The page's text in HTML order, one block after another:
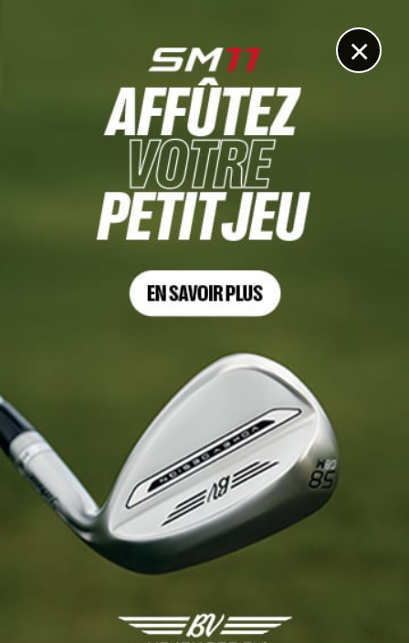
×
CHAMPIONNAT DE FRANCE PAR ÉQUIPES DE PREMIÈRE DIVISION